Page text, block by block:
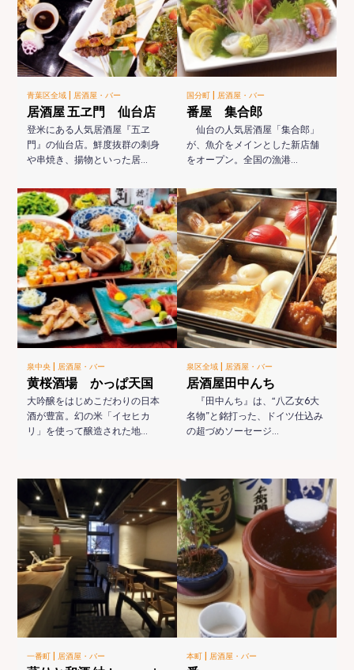
青葉区全域 | 居酒屋・バー
居酒屋 五ヱ門 仙台店
登米にある人気居酒屋『五ヱ
門』の仙台店。鮮度抜群の刺身
や串焼き、揚物といった居…
国分町 | 居酒屋・バー
番屋 集合郎
仙台の人気居酒屋「集合郎」
が、魚介をメインとした新店舗
をオープン。全国の漁港…
泉中央 | 居酒屋・バー
黄桜酒場 かっぱ天国
大吟醸をはじめこだわりの日本
酒が豊富。幻の米「イセヒカ
リ」を使って醸造された地…
泉区全域 | 居酒屋・バー
居酒屋田中んち
『田中んち』は、“八乙女6大
名物”と銘打った、ドイツ仕込み
の超づめソーセージ…
一番町 | 居酒屋・バー 本町 | 居酒屋・バー